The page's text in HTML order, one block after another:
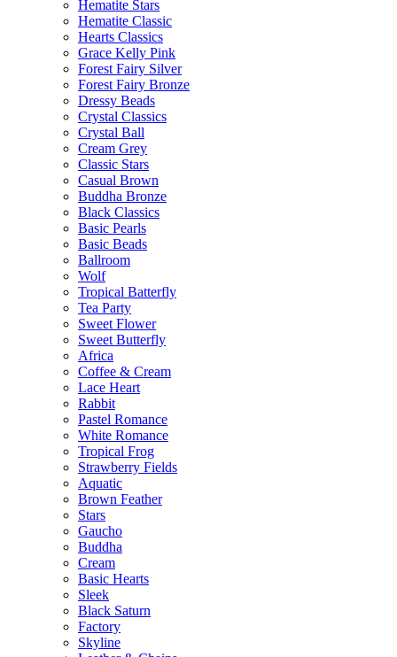
Hematite Stars
Hematite Classic
Hearts Classics
Grace Kelly Pink
Forest Fairy Silver
Forest Fairy Bronze
Dressy Beads
Crystal Classics
Crystal Ball
Cream Grey
Classic Stars
Casual Brown
Buddha Bronze
Black Classics
Basic Pearls
Basic Beads
Ballroom
Wolf
Tropical Batterfly
Tea Party
Sweet Flower
Sweet Butterfly
Africa
Coffee & Cream
Lace Heart
Rabbit
Pastel Romance
White Romance
Tropical Frog
Strawberry Fields
Aquatic
Brown Feather
Stars
Gaucho
Buddha
Cream
Basic Hearts
Sleek
Black Saturn
Factory
Skyline